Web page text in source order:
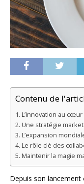
Contenu de
L’innovation au
Une stratégie
L’expansion
Le rôle clé des
Maintenir la magie
Depuis son